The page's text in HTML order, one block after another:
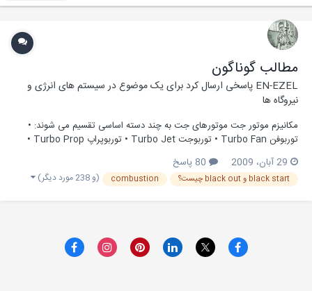
مطالب گوناگون
EN-EZELپاسخی ارسال کرد برای یک موضوع درسیستم های انرژی و
نیروگاه ها
مکانیزم موتور جت موتورهای جت به چند دسته اساسی تقسیم می شوند: •
توربوفن Turbo Fan • توربوجت Turbo Jet • توربوپراپ Turbo Prop •
سکرام جت Scram Jet در حقیقت، تمام موتورهای جت که توربین دارند،
نوع پیشرفته تری از هم...
29 آبان، 2009 80 پاسخ
black start و black out چیست؟ combustion (و 238 مورد دیگر)